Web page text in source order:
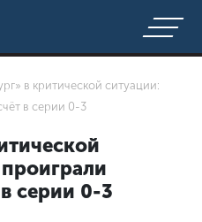
в критической ситуации:
в серии 0-3
серии 0-3